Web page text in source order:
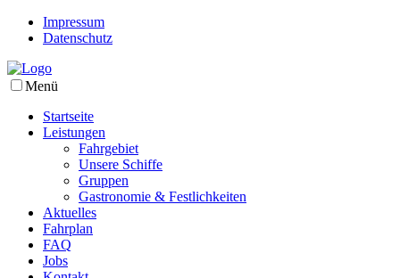
Impressum
Datenschutz
Menü
Startseite
Leistungen
Fahrgebiet
Unsere Schiffe
Gruppen
Gastronomie & Festlichkeiten
Aktuelles
Fahrplan
FAQ
Jobs